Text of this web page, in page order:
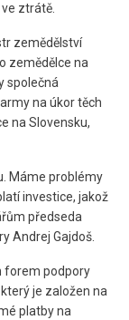
ztrátě.
zemědělství
zemědělce na
společná
na úkor těch
na Slovensku,
Máme problémy
investice, jakož
předseda
Andrej Gajdoš.
forem podpory
je založen na
platby na